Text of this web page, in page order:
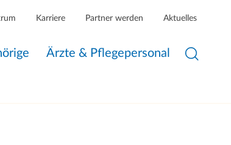
Karriere Partner werden Aktuelles
Ärzte & Pflegepersonal